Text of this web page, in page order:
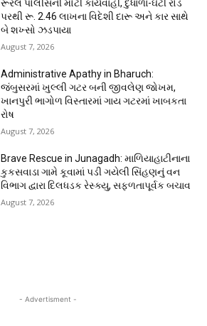
રૂરલ પોલીસની મોટી કાર્યવાહી, દુધાળા-ઘેટી રોડ
પરથી રૂ. 2.46 લાખના વિદેશી દારૂ અને કાર સાથે
બે શખ્સો ઝડપાયા
August 7, 2026
Administrative Apathy in Bharuch:
જંબુસરમાં ખુલ્લી ગટર બની જીવલેણ જોખમ,
ખાનપુરી ભાગોળ વિસ્તારમાં ગાય ગટરમાં ખાબકતા
રોષ
August 7, 2026
Brave Rescue in Junagadh: માળિયાહાટીનાના
કુકસવાડા ગામે કૂવામાં પડી ગયેલી સિંહણનું વન
વિભાગ દ્વારા દિલધડક રેસ્ક્યુ, સફળતાપૂર્વક બચાવ
August 7, 2026
- Advertisment -